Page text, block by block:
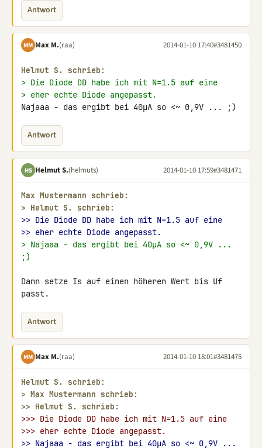
Antwort
MM Max M.(raa) 2014-01-10 17:40#3481450
Helmut S. schrieb:
> Die Diode DD habe ich mit N=1.5 auf eine
> eher echte Diode angepasst.
Najaaa - das ergibt bei 40µA so <~ 0,9V ... ;)
Antwort
HS Helmut S.(helmuts) 2014-01-10 17:59#3481471
Max Mustermann schrieb:
> Helmut S. schrieb:
>> Die Diode DD habe ich mit N=1.5 auf eine
>> eher echte Diode angepasst.
> Najaaa - das ergibt bei 40µA so <~ 0,9V ...
;)
Dann setze Is auf einen höheren Wert bis Uf
passt.
Antwort
MM Max M.(raa) 2014-01-10 18:01#3481475
Helmut S. schrieb:
> Max Mustermann schrieb:
>> Helmut S. schrieb:
>>> Die Diode DD habe ich mit N=1.5 auf eine
>>> eher echte Diode angepasst.
>> Najaaa - das ergibt bei 40µA so <~ 0,9V ...